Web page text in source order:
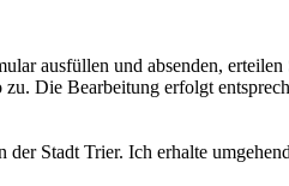
ausfüllen und absenden,
Die Bearbeitung erfolgt
Stadt Trier. Ich erhalte